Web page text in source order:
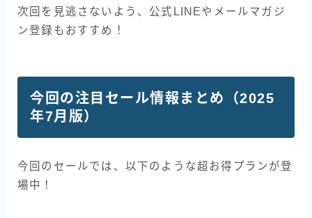
次回を見逃さないよう、公式LINEやメールマガジ
ン登録もおすすめ！
今回の注目セール情報まとめ（2025
年7月版）
今回のセールでは、以下のような超お得プランが登
場中！